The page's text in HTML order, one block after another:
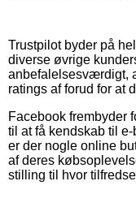
Trustpilot byder på
diverse øvrige
anbefalelsesværdigt,
ratings af forud for at
Facebook frembyder
til at få kendskab til
er der nogle online
af deres
stilling til hvor